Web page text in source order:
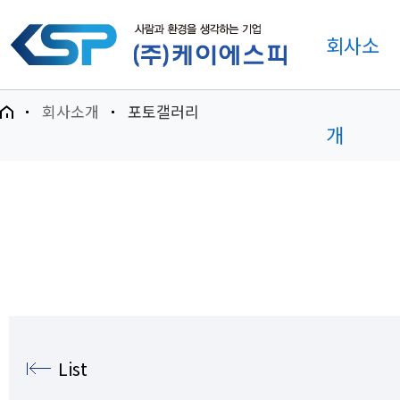
회사소
개
회사소개 포토갤러리
List